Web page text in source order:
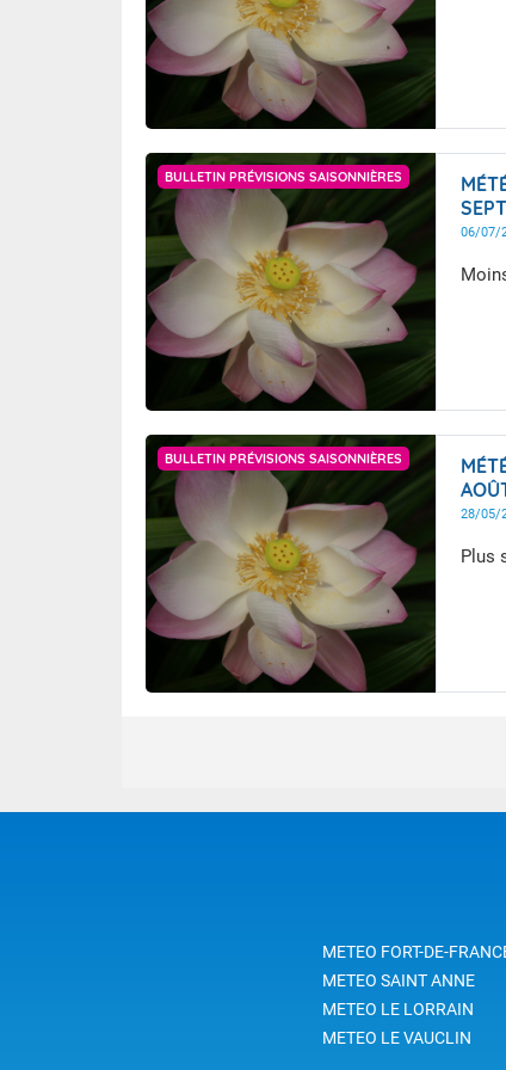
BULLETIN PRÉVISIONS SAISONNIÈRES
frederic CLAERBOUT
06/07/
BULLETIN PRÉVISIONS SAISONNIÈRES
frederic CLAERBOUT
28/05/
Plus
METEO FORT-DE-
METEO SAINT ANNE
METEO LE LORRAIN
METEO LE VAUCLIN